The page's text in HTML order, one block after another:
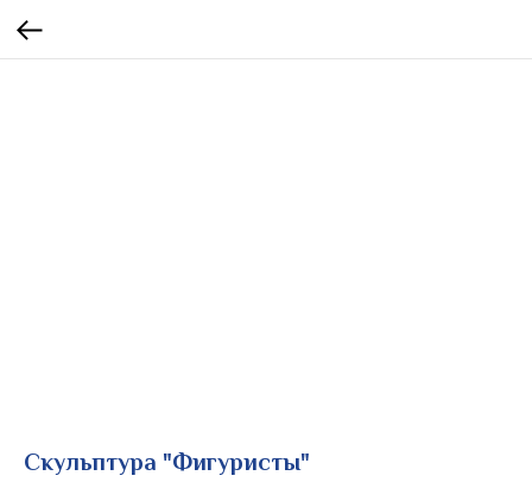
Скульптура "Фигуристы"